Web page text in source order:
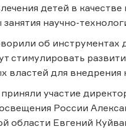
детей в
научно-
об инструментах
стимулировать
властей для
участие
России
области Евгений